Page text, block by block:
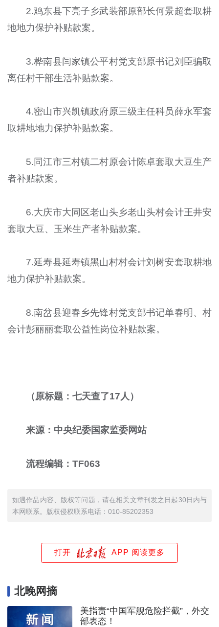
2.鸡东县下亮子乡武装部原部长何景超套取耕
地地力保护补贴款案。
3.桦南县闫家镇公平村党支部原书记刘臣骗取
离任村干部生活补贴款案。
4.密山市兴凯镇政府原三级主任科员薛永军套
取耕地地力保护补贴款案。
5.同江市三村镇二村原会计陈卓套取大豆生产
者补贴款案。
6.大庆市大同区老山头乡老山头村会计王井安
套取大豆、玉米生产者补贴款案。
7.延寿县延寿镇黑山村村会计刘树安套取耕地
地力保护补贴款案。
8.南岔县迎春乡先锋村党支部书记单春明、村
会计彭丽丽套取公益性岗位补贴款案。
（原标题：七天查了17人）
来源：中央纪委国家监委网站
流程编辑：TF063
如遇作品内容、版权等问题，请在相关文章刊发之日起30日内与
本网联系。版权侵权联系电话：010-85202353
打开 APP 阅读更多
北晚网摘
美指责“中国军舰危险拦截”，外交
部表态！